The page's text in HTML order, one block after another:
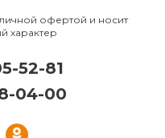
офертой и носит
характер
52-81
04-00